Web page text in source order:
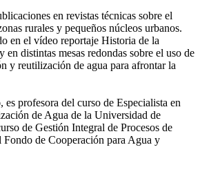
en revistas técnicas sobre el
rurales y pequeños núcleos urbanos.
en el vídeo reportaje Historia de la
distintas mesas redondas sobre el uso de
y reutilización de agua para afrontar la
es profesora del curso de Especialista en
de Agua de la Universidad de
de Gestión Integral de Procesos de
de Cooperación para Agua y